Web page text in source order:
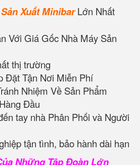
Xuất MinibarLớn Nhất
Với Giá Gốc Nhà Máy Sản
thị trường
Đặt Tận Nơi Miễn Phí
Nhiệm Về Sản Phẩm
Đầu
tay nhà Phân Phối và Người
tận tình, bảo hành dài hạn
Những Tập Đoàn Lớn